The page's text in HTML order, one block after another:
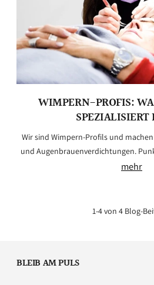
WIMPERN-PROFIS:
SPEZIALISIERT
Wir sind Wimpern-Profils und
und Augenbrauenverdichtungen.
mehr
1-4 von 4 Blog-
BLEIB AM PULS